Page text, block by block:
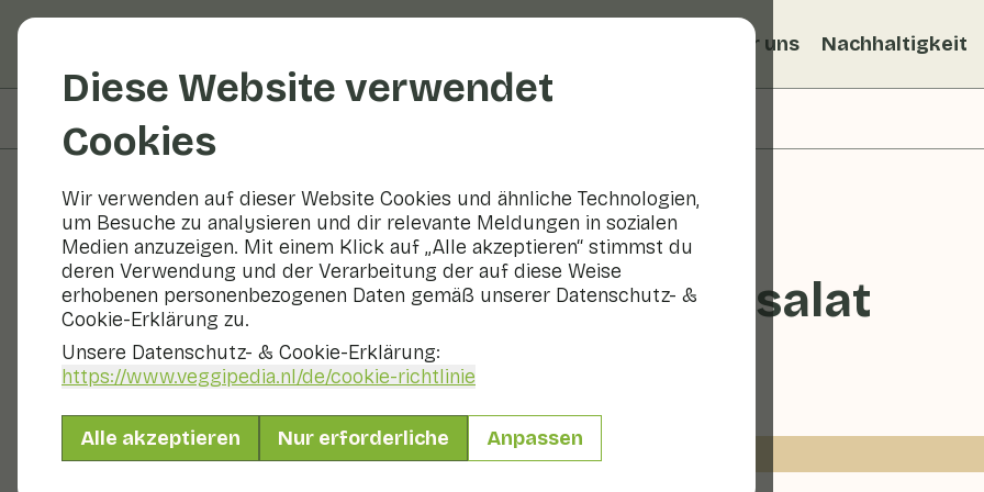
Diese Website verwendet
Cookies
Wir verwenden auf dieser Website Cookies und ähnliche Technologien,
um Besuche zu analysieren und dir relevante Meldungen in sozialen
Medien anzuzeigen. Mit einem Klick auf „Alle akzeptieren“ stimmst du
deren Verwendung und der Verarbeitung der auf diese Weise
erhobenen personenbezogenen Daten gemäß unserer Datenschutz- &
Cookie-Erklärung zu.
Unsere Datenschutz- & Cookie-Erklärung:
https://www.veggipedia.nl/de/cookie-richtlinie
Alle akzeptieren Nur erforderliche Anpassen
Über uns Nachhaltigkeit
Rezepte
Orientalischer Rohkostsalat
Hauptgericht 2 Personen
Mit saisonalen Produkten